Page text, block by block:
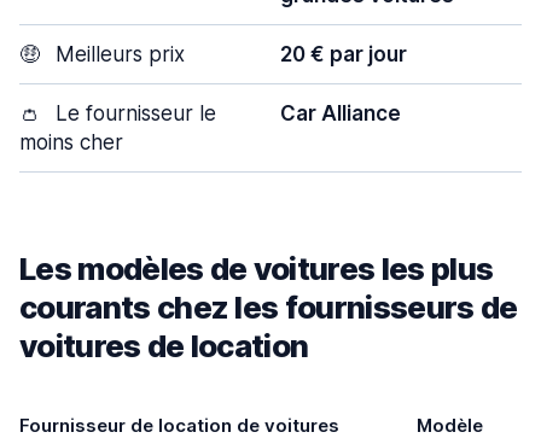
🤑 Meilleurs prix 20 € par jour
👛
Le fournisseur le
moins cher
Car Alliance
Les modèles de voitures les plus
courants chez les fournisseurs de
voitures de location
Fournisseur de location de voitures Modèle